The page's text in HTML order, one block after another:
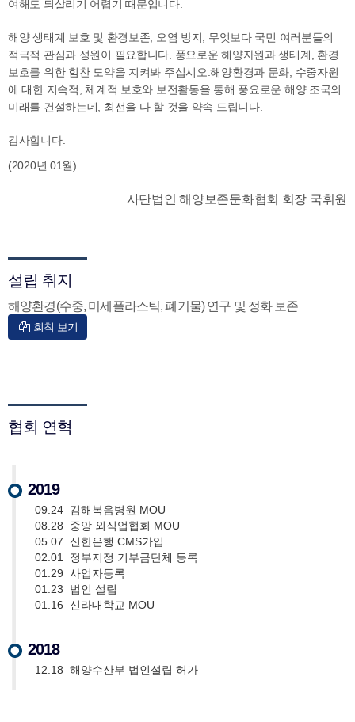
여해도 되살리기 어렵기 때문입니다.
해양 생태계 보호 및 환경보존, 오염 방지, 무엇보다 국민 여러분들의
적극적 관심과 성원이 필요합니다. 풍요로운 해양자원과 생태계, 환경
보호를 위한 힘찬 도약을 지켜봐 주십시오.해양환경과 문화, 수중자원
에 대한 지속적,
체계적 보호와 보전활동을 통해 풍요로운 해양 조국의
미래를 건설하는데, 최선을 다 할 것을 약속 드립니다.
감사합니다.
(2020년 01월)
사단법인 해양보존문화협회 회장 국휘원
설립 취지
해양환경(수중, 미세플라스틱, 폐기물) 연구 및 정화 보존
회칙 보기
협회 연혁
2019
09.24 김해복음병원 MOU
08.28 중앙 외식업협회 MOU
05.07 신한은행 CMS가입
02.01 정부지정 기부금단체 등록
01.29 사업자등록
01.23 법인 설립
01.16 신라대학교 MOU
2018
12.18 해양수산부 법인설립 허가